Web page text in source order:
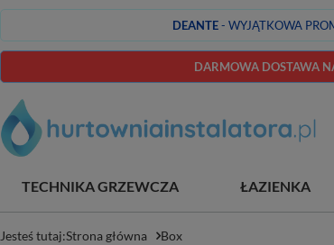
DEANTE- WYJĄTKOWA
DARMOWA DOSTAWA
TECHNIKA GRZEWCZA ŁAZIENKA
Jesteś tutaj:Strona główna Box